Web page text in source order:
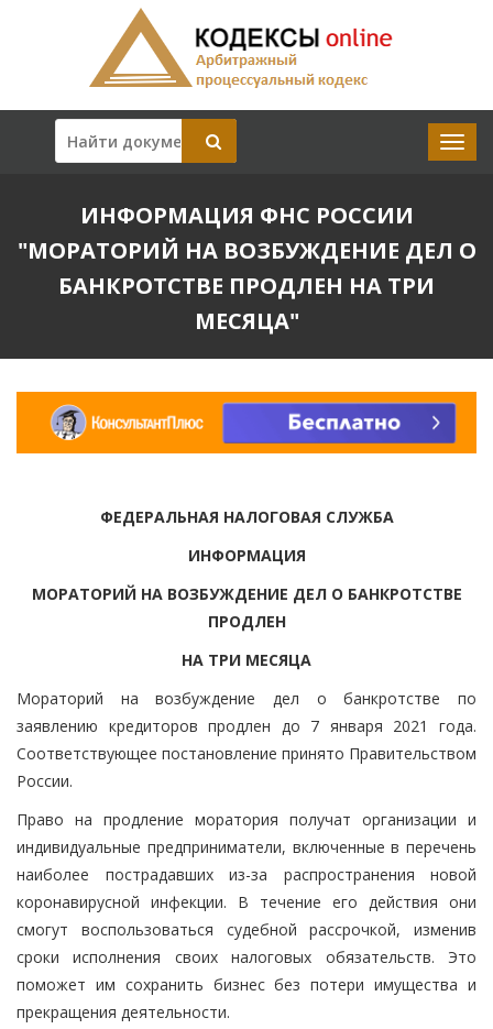
ИНФОРМАЦИЯ ФНС РОССИИ
"МОРАТОРИЙ НА ВОЗБУЖДЕНИЕ ДЕЛ О
БАНКРОТСТВЕ ПРОДЛЕН НА ТРИ
МЕСЯЦА"
ФЕДЕРАЛЬНАЯ НАЛОГОВАЯ СЛУЖБА
ИНФОРМАЦИЯ
МОРАТОРИЙ НА ВОЗБУЖДЕНИЕ ДЕЛ О БАНКРОТСТВЕ
ПРОДЛЕН
НА ТРИ МЕСЯЦА
Мораторий на возбуждение дел о банкротстве по
заявлению кредиторов продлен до 7 января 2021 года.
Соответствующее постановление принято Правительством
России.
Право на продление моратория получат организации и
индивидуальные предприниматели, включенные в перечень
наиболее пострадавших из-за распространения новой
коронавирусной инфекции. В течение его действия они
смогут воспользоваться судебной рассрочкой, изменив
сроки исполнения своих налоговых обязательств. Это
поможет им сохранить бизнес без потери имущества и
прекращения деятельности.